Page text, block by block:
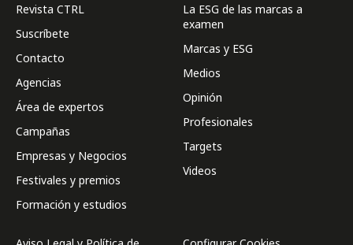
Revista CTRL
Suscríbete
Contacto
Agencias
Área de expertos
Campañas
Empresas y Negocios
Festivales y premios
Formación y estudios
La ESG de las marcas a
examen
Marcas y ESG
Medios
Opinión
Profesionales
Targets
Videos